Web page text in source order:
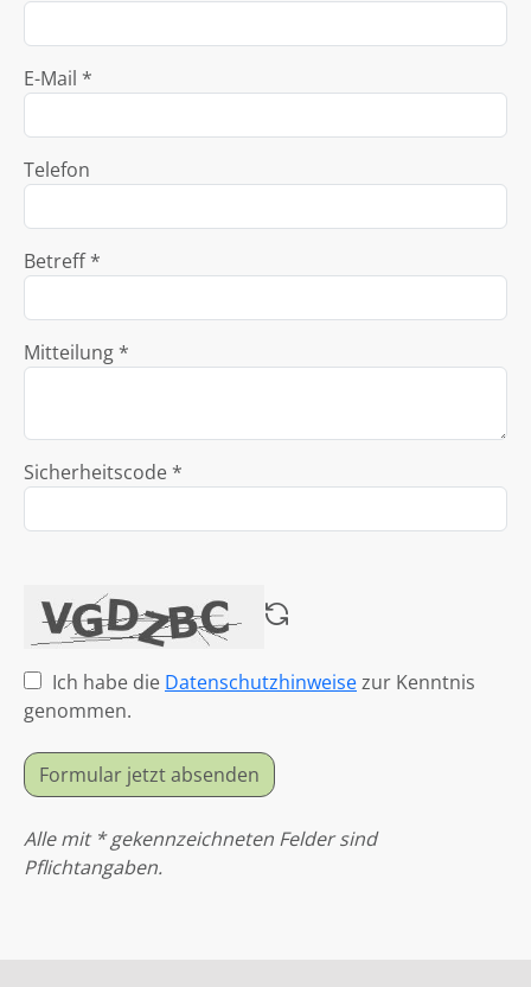
E-Mail *
Telefon
Betreff *
Mitteilung *
Sicherheitscode *
Ich habe die Datenschutzhinweisezur Kenntnis
genommen.
Formular jetzt absenden
Alle mit * gekennzeichneten Felder sind
Pflichtangaben.